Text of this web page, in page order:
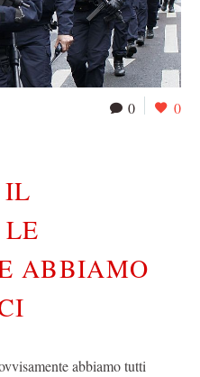
0 0
IL
ABBIAMO
abbiamo tutti